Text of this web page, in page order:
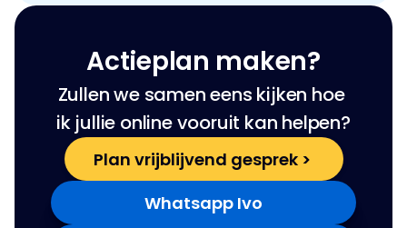
Actieplan maken?
Zullen we samen eens kijken hoe
ik jullie online vooruit kan helpen?
Plan vrijblijvend gesprek >
Whatsapp Ivo